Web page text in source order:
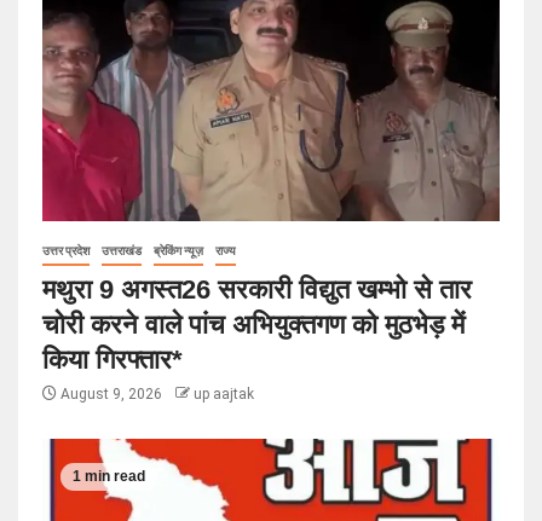
उत्तर प्रदेश उत्तराखंड ब्रेकिंग न्यूज़ राज्य
मथुरा 9 अगस्त26 सरकारी विद्युत खम्भो से तार
चोरी करने वाले पांच अभियुक्तगण को मुठभेड़ में
किया गिरफ्तार*
August 9, 2026 up aajtak
1 min read